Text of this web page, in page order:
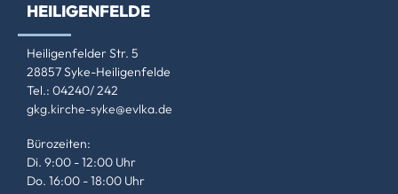
HEILIGENFELDE
Heiligenfelder Str. 5
28857 Syke-Heiligenfelde
Tel.: 04240/ 242
gkg.kirche-syke@evlka.de
Bürozeiten:
Di. 9:00 - 12:00 Uhr
Do. 16:00 - 18:00 Uhr